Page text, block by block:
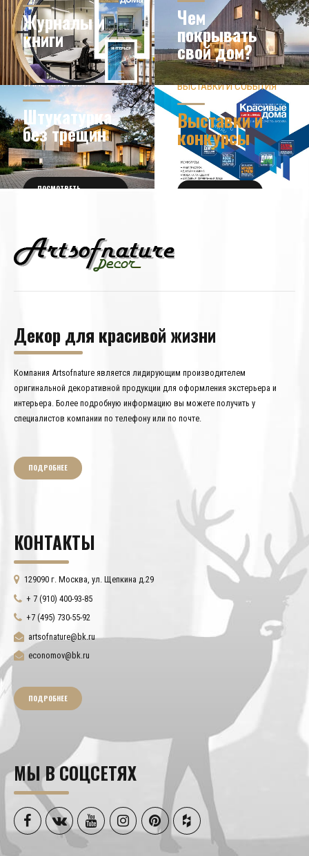
Журналы и
книги
НОВОСТИ ИЗ МИРА
ДИЗАЙНА
Чем
покрывать
свой дом?
УЗНАТЬ БОЛЬШЕ
ЗНАЕТЕ ЛИ ВЫ?
Штукатурка
без трещин
ПОСМОТРЕТЬ
ВЫСТАВКИ И СОБЫТИЯ
Выставки и
конкурсы
ПОЛУЧИТЬ БИЛЕТ
Декор для красивой жизни
Компания Artsofnature является лидирующим производителем
оригинальной декоративной продукции для оформления экстерьера и
интерьера. Более подробную информацию вы можете получить у
специалистов компании по телефону или по почте.
ПОДРОБНЕЕ
КОНТАКТЫ
129090 г. Москва, ул. Щепкина д.29
+ 7 (910) 400-93-85
+7 (495) 730-55-92
artsofnature@bk.ru
economov@bk.ru
ПОДРОБНЕЕ
МЫ В СОЦСЕТЯХ